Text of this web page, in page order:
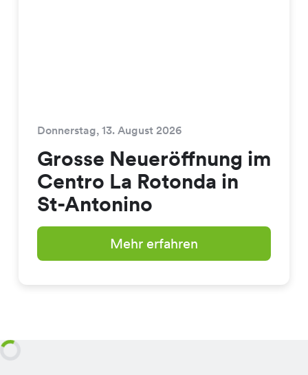
Donnerstag, 13. August 2026
Grosse Neueröffnung im
Centro La Rotonda in
St-Antonino
Mehr erfahren